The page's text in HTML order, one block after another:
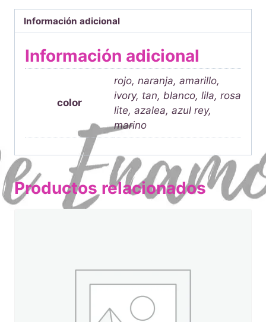
Información adicional
Información adicional
color
rojo, naranja, amarillo,
ivory, tan, blanco, lila, rosa
lite, azalea, azul rey,
marino
Productos relacionados